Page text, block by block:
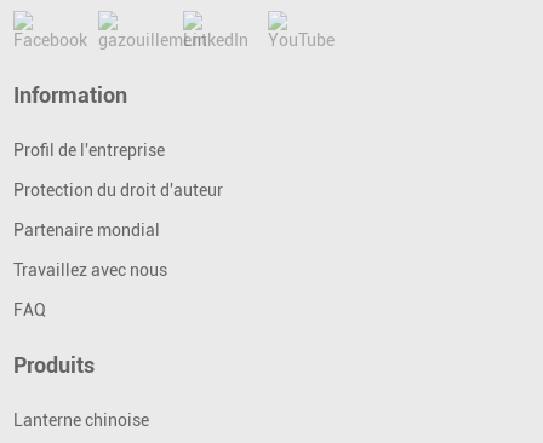
Information
Profil de l'entreprise
Protection du droit d'auteur
Partenaire mondial
Travaillez avec nous
FAQ
Produits
Lanterne chinoise